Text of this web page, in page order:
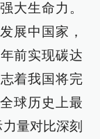
大生命力。
展中国家，
前实现碳达
着我国将完
球历史上最
量对比深刻